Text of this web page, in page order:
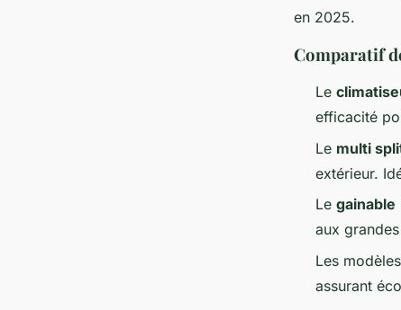
en 2025.
Comparatif
Le
efficacité
Le multi
extérieur.
Le gainable
aux
Les modèles
assurant